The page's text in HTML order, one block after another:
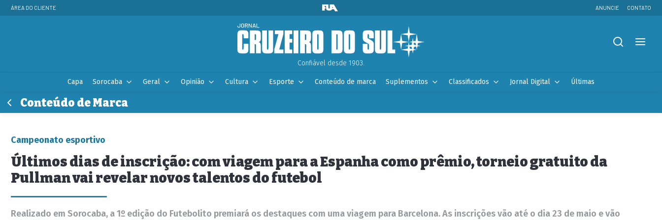
ÁREA DO CLIENTE ANUNCIE CONTATO
Confiável desde 1903.
Capa Sorocaba Geral Opinião Cultura Esporte Conteúdo de marca Suplementos Classificados Jornal Digital Últimas
Conteúdo de Marca
Campeonato esportivo
Últimos dias de inscrição: com viagem para a Espanha como prêmio, torneio gratuito da
Pullman vai revelar novos talentos do futebol
Realizado em Sorocaba, a 1º edição do Futebolito premiará os destaques com uma viagem para Barcelona. As inscrições vão até o dia 23 de maio e vão